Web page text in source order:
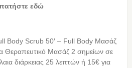
εδώ
Body Scrub 50′ – Full Body Μασάζ
Θεραπευτικό Μασάζ 2 σημείων σε
διάρκειας 25 λεπτών ή 15€ για